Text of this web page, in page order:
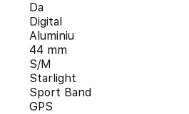
Da
Digital
Aluminiu
44 mm
S/M
Starlight
Sport Band
GPS